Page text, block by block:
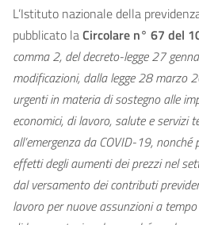
L’Istituto nazionale della
pubblicato laCircolare n° 67 del
comma 2, del decreto-legge 27
modificazioni, dalla legge 28 marzo
urgenti in materia di sostegno alle
economici, di lavoro, salute e servizi
all’emergenza da COVID-19,
effetti degli aumenti dei prezzi nel
dal versamento dei contributi
lavoro per nuove assunzioni a